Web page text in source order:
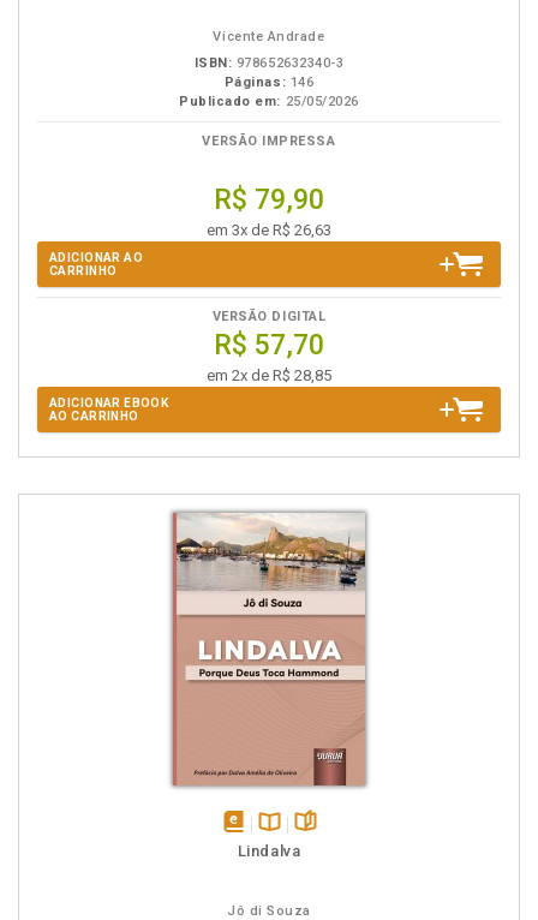
Vicente Andrade
ISBN: 978652632340-3
Páginas: 146
Publicado em: 25/05/2026
VERSÃO IMPRESSA
R$ 79,90
em 3x de R$ 26,63
ADICIONAR AO
CARRINHO
VERSÃO DIGITAL
R$ 57,70
em 2x de R$ 28,85
ADICIONAR EBOOK
AO CARRINHO
disponível
Disponível
páginas
Lindalva
Jô di Souza